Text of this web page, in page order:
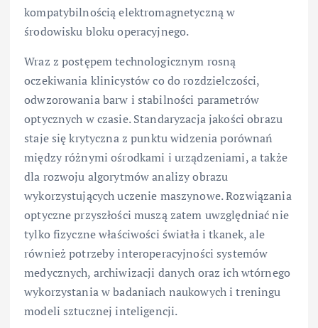
kompatybilnością elektromagnetyczną w
środowisku bloku operacyjnego.
Wraz z postępem technologicznym rosną
oczekiwania klinicystów co do rozdzielczości,
odwzorowania barw i stabilności parametrów
optycznych w czasie. Standaryzacja jakości obrazu
staje się krytyczna z punktu widzenia porównań
między różnymi ośrodkami i urządzeniami, a także
dla rozwoju algorytmów analizy obrazu
wykorzystujących uczenie maszynowe. Rozwiązania
optyczne przyszłości muszą zatem uwzględniać nie
tylko fizyczne właściwości światła i tkanek, ale
również potrzeby interoperacyjności systemów
medycznych, archiwizacji danych oraz ich wtórnego
wykorzystania w badaniach naukowych i treningu
modeli sztucznej inteligencji.